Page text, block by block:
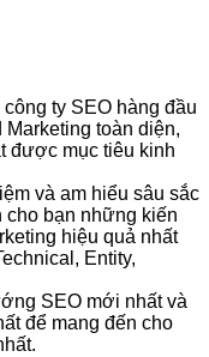
ty SEO hàng đầu
toàn diện,
được mục tiêu kinh
và am hiểu sâu sắc
cho bạn những kiến
hiệu quả nhất
Entity,
SEO mới nhất và
để mang đến cho